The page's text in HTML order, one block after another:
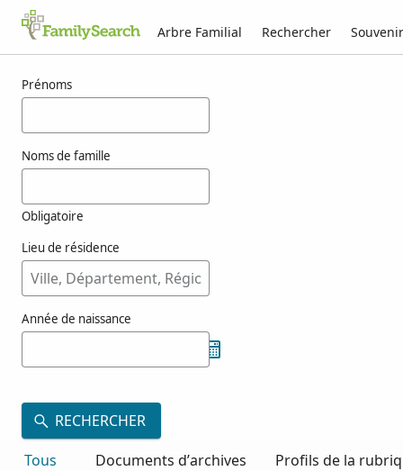
Arbre Familial Rechercher
Prénoms
Noms de famille
Obligatoire
Lieu de résidence
Année de naissance
RECHERCHER
Tous
Documents d’archives Profils de la